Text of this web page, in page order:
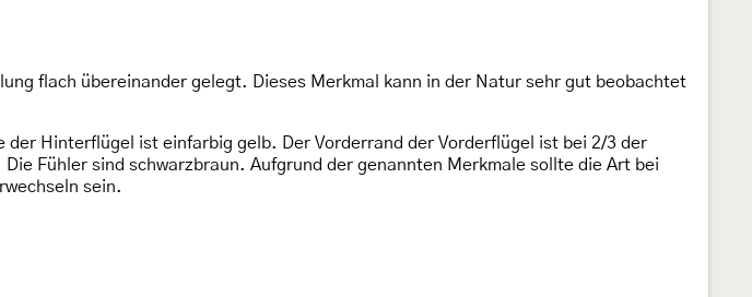
flach übereinander gelegt. Dieses Merkmal kann in der Natur sehr gut beobachtet
Hinterflügel ist einfarbig gelb. Der Vorderrand der Vorderflügel ist bei 2/3 der
Fühler sind schwarzbraun. Aufgrund der genannten Merkmale sollte die Art bei
sein.